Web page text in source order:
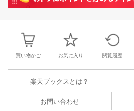
買い物かご お気に入り 閲覧履歴
楽天ブックスとは？
お問い合わせ